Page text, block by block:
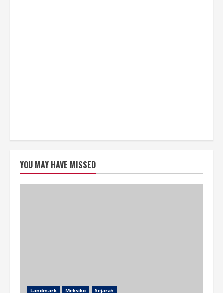
YOU MAY HAVE MISSED
Landmark Meksiko Sejarah